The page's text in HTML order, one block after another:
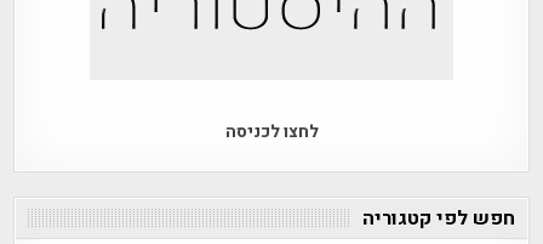
לחצו לכניסה
חפש לפי קטגוריה